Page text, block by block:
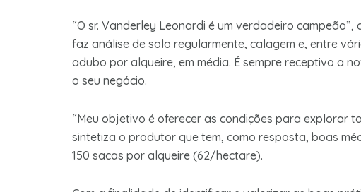
“O sr. Vanderley Leonardi é um verdadeiro
faz análise de solo regularmente, calagem e, entre
adubo por alqueire, em média. É sempre receptivo a
o seu negócio.
“Meu objetivo é oferecer as condições para explorar
sintetiza o produtor que tem, como resposta, boas
150 sacas por alqueire (62/hectare).